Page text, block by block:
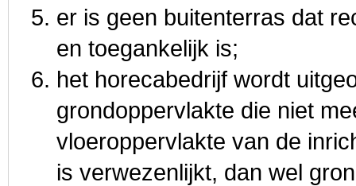
er is geen buitenterras dat
en toegankelijk is;
het horecabedrijf wordt
grondoppervlakte die niet
vloeroppervlakte van de
is verwezenlijkt, dan wel